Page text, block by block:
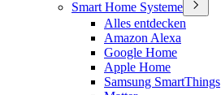
Smart Home Systeme
Alles entdecken
Amazon Alexa
Google Home
Apple Home
Samsung SmartThings